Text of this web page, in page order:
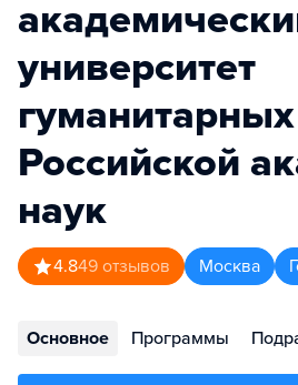
университет
Российской
наук
4.849 отзывов Москва
Основное Программы